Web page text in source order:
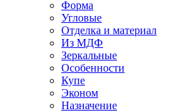
Форма
Угловые
Отделка и материал
Из МДФ
Зеркальные
Особенности
Купе
Эконом
Назначение